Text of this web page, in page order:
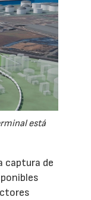
está
captura de